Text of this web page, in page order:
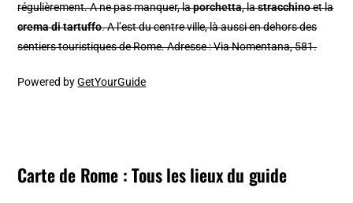
régulièrement. A ne pas manquer, laporchetta, lastracchinoet la
crema di tartuffo. A l’est du centre ville, là aussi en dehors des
sentiers touristiques de Rome. Adresse : Via Nomentana, 581.
Powered byGetYourGuide
Carte de Rome : Tous les lieux du guide